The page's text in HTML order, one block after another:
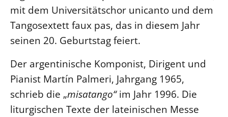
mit dem Universitätschor unicanto und dem
Tangosextett faux pas, das in diesem Jahr
seinen 20. Geburtstag feiert.
Der argentinische Komponist, Dirigent und
Pianist Martín Palmeri, Jahrgang 1965,
schrieb die „misatango“im Jahr 1996. Die
liturgischen Texte der lateinischen Messe
Fachstelle Sexualisierte Gewalt
Beschwerdestellen
Kirchenämter
Datenschutz
Geschäftsstelle Landessynode
LANDESSYNODE